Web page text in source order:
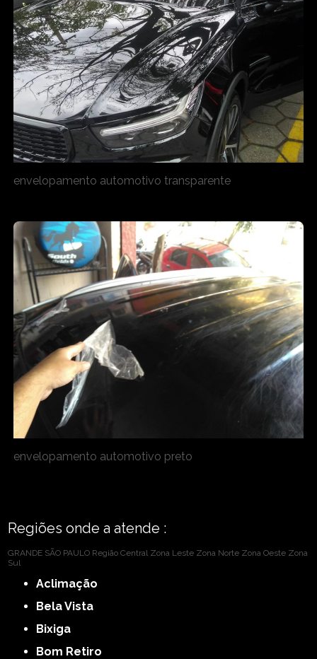
envelopamento automotivo transparente
envelopamento automotivo preto
Regiões onde a atende :
GRANDE SÃO PAULO Região Central Zona Leste Zona Norte Zona Oeste Zona
Sul
Aclimação
Bela Vista
Bixiga
Bom Retiro